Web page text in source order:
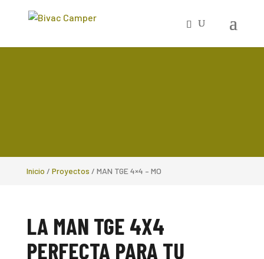
Inicio / Proyectos / MAN TGE 4×4 – MO
LA MAN TGE 4X4
PERFECTA PARA TU